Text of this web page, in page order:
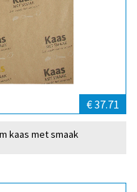
€ 37.71
kaas met smaak